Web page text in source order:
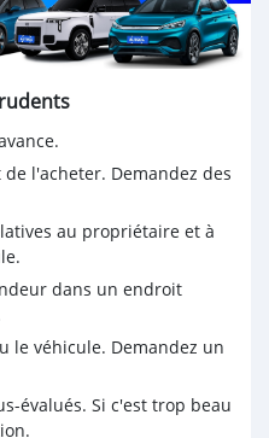
l'acheter. Demandez des
au propriétaire et à
dans un endroit
le véhicule. Demandez un
évalués. Si c'est trop beau